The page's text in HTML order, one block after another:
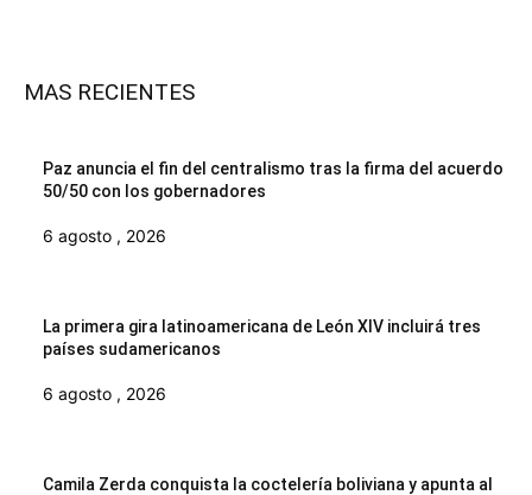
MAS RECIENTES
Paz anuncia el fin del centralismo tras la firma del acuerdo
50/50 con los gobernadores
6 agosto , 2026
La primera gira latinoamericana de León XIV incluirá tres
países sudamericanos
6 agosto , 2026
Camila Zerda conquista la coctelería boliviana y apunta al